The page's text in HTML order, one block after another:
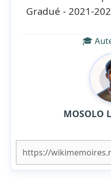
Gradué - 2021-
🎓
MOSOLO